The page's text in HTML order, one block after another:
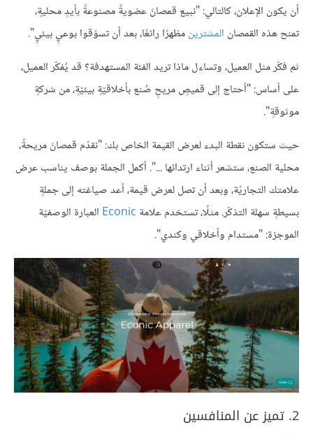
أن يكون الإعلان، كالتالي: "نبيع قمصانَ عضويةً مصنوعةً بأيدٍ محليةٍ،
تمنح هذه القمصان المشترينمظهرًا رائعًا، بعد أن تسوّقوا بوعيٍ بيئيٍ".
ثم فكّر مثل العميل، وتساءل ماذا تريد الفئة المستهدفة؟ قد يُفكّر العميل،
على أساس: "أحتاج إلى قميصٍ مريحٍ صُنع بأخلاقيّةٍ بيئيّةٍ، من شركةٍ
موثوقةٍ".
حيث ستكون نقطة البدء لعرض القيمة الخاص بك: "نقدّم قمصانَ مريحةً،
محلية الصنع، ستشعر أثناء ارتدائها ...". أكمل الجملة بوصف يناسب عرض
علامتك التجاريّة، وبعد أن تصل لعرض قيمة، أعد صياغته إلى جملةٍ
بسيطةٍ سهلة التذكّر. مثلًا، تستخدم علامة Econic العبارة الوصفيّة
الموجزة: "مستدام وأخلاقي وكندي".
2. تميز عن المنافسين